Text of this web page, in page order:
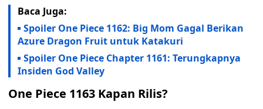
Baca Juga:
Spoiler One Piece 1162: Big Mom Gagal Berikan
Azure Dragon Fruit untuk Katakuri
Spoiler One Piece Chapter 1161: Terungkapnya
Insiden God Valley
One Piece 1163 Kapan Rilis?